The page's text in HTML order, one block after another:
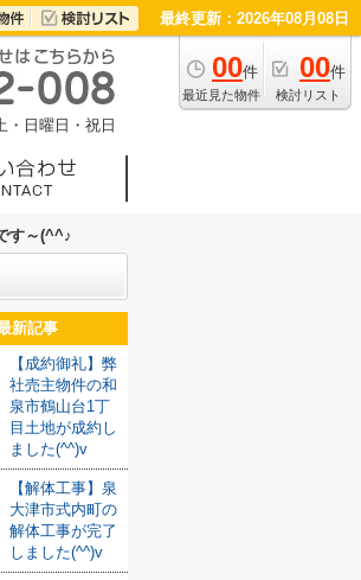
最終更新：2026年08月08日
00件
最近見た物件
00件
検討リスト
・日曜日・祝日
す～(^^♪
新記事
【成約御礼】弊
社売主物件の和
泉市鶴山台1丁
目土地が成約し
ました(^^)v
【解体工事】泉
大津市式内町の
解体工事が完了
しました(^^)v